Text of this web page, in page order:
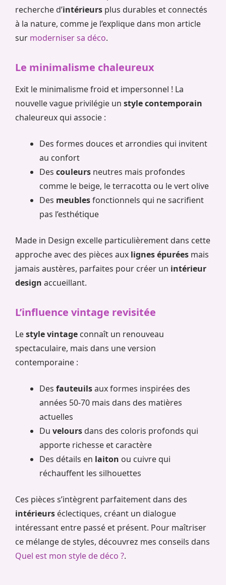
recherche d’intérieurs plus durables et connectés
à la nature, comme je l’explique dans mon article
sur moderniser sa déco.
Le minimalisme chaleureux
Exit le minimalisme froid et impersonnel ! La
nouvelle vague privilégie un style contemporain
chaleureux qui associe :
Des formes douces et arrondies qui invitent
au confort
Des couleurs neutres mais profondes
comme le beige, le terracotta ou le vert olive
Des meublesfonctionnels qui ne sacrifient
pas l’esthétique
Made in Design excelle particulièrement dans cette
approche avec des pièces aux lignes épurées mais
jamais austères, parfaites pour créer un intérieur
design accueillant.
L’influence vintage revisitée
Lestyle vintage connaît un renouveau
spectaculaire, mais dans une version
contemporaine :
Des fauteuilsaux formes inspirées des
années 50-70 mais dans des matières
actuelles
Du velours dans des coloris profonds qui
apporte richesse et caractère
Des détails en laiton ou cuivre qui
réchauffent les silhouettes
Ces pièces s’intègrent parfaitement dans des
intérieurs éclectiques, créant un dialogue
intéressant entre passé et présent. Pour maîtriser
ce mélange de styles, découvrez mes conseils dans
Quel est mon style de déco ?.